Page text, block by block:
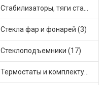
Стабилизаторы, тяги стабилизатора, стойки стабилиз (3)
Стекла фар и фонарей (3)
Стеклоподъемники (17)
Термостаты и комплектующие системы охлаждения (46)